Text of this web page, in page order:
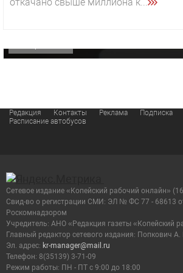
«Звезда» Метрана стала
Редакция Контакты Реклама Подписка
Расписание автобусов
Сетевое издание «Копейский рабочий онлайн»
Cвид-во о регистрации СМИ: ЭЛ № ФС 77 - 68613
Роскомнадзором
Учредитель: АНО «Редакция газеты «Копейский
Главный редактор сетевого издания: Попкович А.
Эл. адрес: kr-manager@mail.ru
Телефон: 8(35139) 3-71-09
Режим работы: ПН - ПТ с 9:00 до 18:00